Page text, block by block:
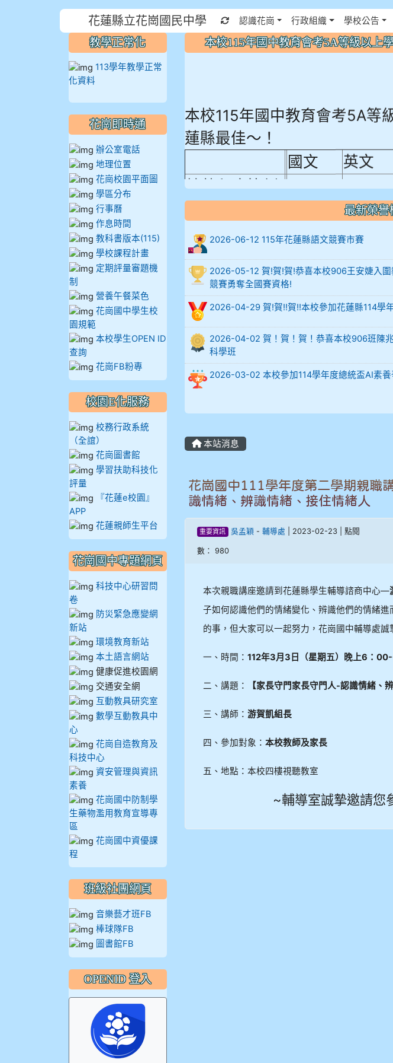
花蓮縣立花崗國民中學 重新取得佈景設定
認識花崗 行政組織 學校公告
本校115年國中教育會考5A等級以上
本校115年國中教育會考5A等
蓮縣最佳～！
國文 英文
精熟程度比例 18.92%
906陳兆宏 5A10+ 作文5
912余 嘉 5A10+
914謝佩臻 5A10+
902蘇奕愷
903陳品帆
904彭子庭
905蔣昇和
905鄭瑀安
907張晏寧
908彭主豪
909林柏翰
909林朝智
910謝尚橙
最新榮譽
2026-06-12 115年花蓮縣語文競賽市賽
2026-05-12 賀!賀!賀!恭喜本校906王安婕入
競賽勇奪全國賽資格!
2026-04-29 賀!賀!!賀!!本校參加花蓮縣114學
2026-04-02 賀！賀！賀！恭喜本校906班陳
科學班
2026-03-02 本校參加114學年度總統盃AI素
本站消息
花崗國中111學年度第二學期親職
識情緒、辨識情緒、接住情緒人
重要資訊 吳孟穎- 輔導處 | 2023-02-23 | 點閱
數： 980
本次親職講座邀請到花蓮縣學生輔導諮商中心—
子如何認識他們的情緒變化、辨識他們的情緒
的事，但大家可以一起努力，花崗國中輔導處誠
一、時間： 112年3月 3 日（星期五）晚上6 ：
二、講題： 【家長守門家長守門人-認識情緒、
三、講師： 游賀凱組長
四、參加對象： 本校教師及家長
五、地點：本校四樓視聽教室
~輔導室誠摯邀請您
教學正常化
113學年教學正常
化資料
花崗即時通
辦公室電話
地理位置
花崗校園平面圖
學區分布
行事曆
作息時間
教科書版本(115)
學校課程計畫
定期評量審題機
制
營養午餐菜色
花崗國中學生校
園規範
本校學生OPEN ID
查詢
花崗FB粉專
校園E化服務
校務行政系統
（全誼）
花崗圖書館
學習扶助科技化
評量
『花蓮e校園』
APP
花蓮親師生平台
花崗國中專題網頁
科技中心研習問
卷
防災緊急應變網
新站
環境教育新站
本土語言網站
健康促進校園網
交通安全網
互動教具研究室
數學互動教具中
心
花崗自造教育及
科技中心
資安管理與資訊
素養
花崗國中防制學
生藥物濫用教育宣導專
區
花崗國中資優課
程
班級社團網頁
音樂藝才班FB
棒球隊FB
圖書館FB
OPENID 登入